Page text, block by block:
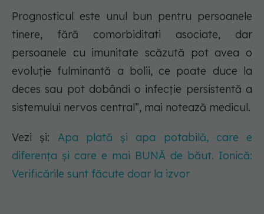
Prognosticul este unul bun pentru persoanele
tinere, fără comorbiditati asociate, dar
persoanele cu imunitate scăzută pot avea o
evoluţie fulminantă a bolii, ce poate duce la
deces sau pot dobândi o infecţie persistentă a
sistemului nervos central”, mai notează medicul.
Vezi și: Apa plată și apa potabilă, care e
diferența și care e mai BUNĂ de băut. Ionică:
Verificările sunt făcute doar la izvor